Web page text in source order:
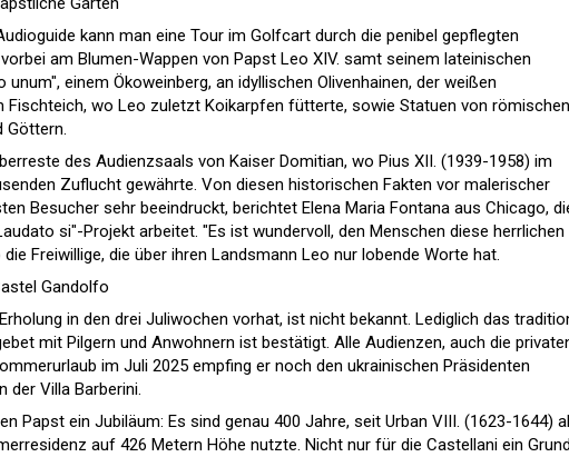
kann man eine Tour im Golfcart durch die penibel gepflegten
am Blumen-Wappen von Papst Leo XIV. samt seinem lateinischen
unum", einem Ökoweinberg, an idyllischen Olivenhainen, der weißen
Fischteich, wo Leo zuletzt Koikarpfen fütterte, sowie Statuen von römischen
Göttern.
des Audienzsaals von Kaiser Domitian, wo Pius XII. (1939-1958) im
Zuflucht gewährte. Von diesen historischen Fakten vor malerischer
Besucher sehr beeindruckt, berichtet Elena Maria Fontana aus Chicago,
si"-Projekt arbeitet. "Es ist wundervoll, den Menschen diese herrlichen
Freiwillige, die über ihren Landsmann Leo nur lobende Worte hat.
Gandolfo
in den drei Juliwochen vorhat, ist nicht bekannt. Lediglich das
mit Pilgern und Anwohnern ist bestätigt. Alle Audienzen, auch die
im Juli 2025 empfing er noch den ukrainischen Präsidenten
der Villa Barberini.
Papst ein Jubiläum: Es sind genau 400 Jahre, seit Urban VIII. (1623-1644)
auf 426 Metern Höhe nutzte. Nicht nur für die Castellani ein Grund